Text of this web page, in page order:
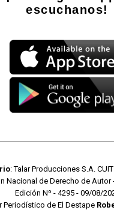
escuchanos!
: Talar Producciones S.A.
Nacional de Derecho de Autor
Edición Nº - 4295 - 09/08/
Periodístico de El Destape